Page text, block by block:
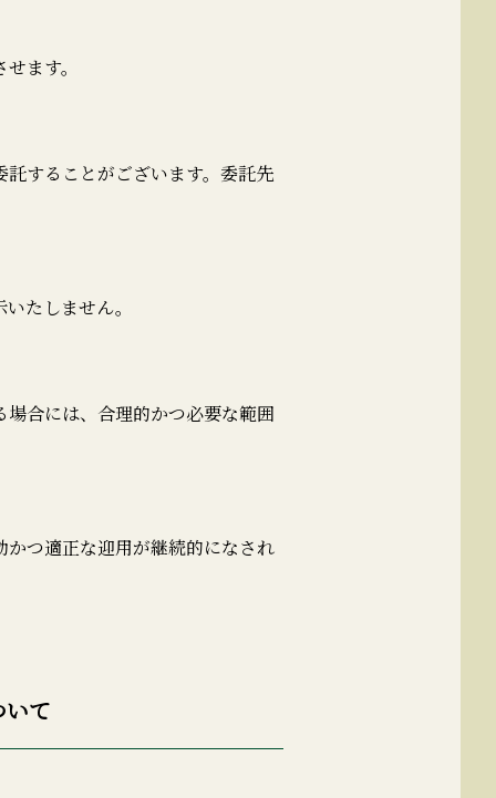
ます。
することがございます。委託先
たしません。
合には、合理的かつ必要な範囲
つ適正な迎用が継続的になされ
て